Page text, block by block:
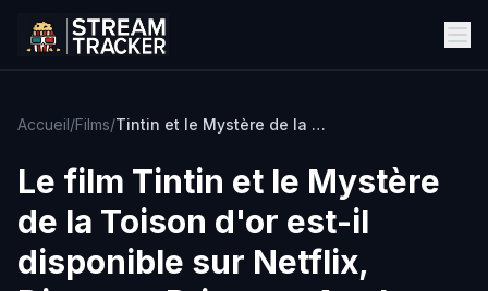
Accueil/Films/ Tintin et le Mystère de la Toison d'or
Le film Tintin et le Mystère
de la Toison d'or est-il
disponible sur Netflix,